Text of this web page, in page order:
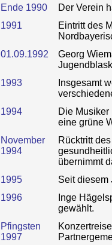
Ende 1990
Der Verein
1991
Eintritt des
01.09.1992
Georg
1993
Insgesamt
1994
Die
eine grüne
November
1994
Rücktritt
übernimmt
1995
Seit diesem
1996
Inge
gewählt.
Pfingsten
1997